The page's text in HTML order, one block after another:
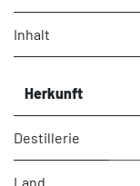
Inhalt
Herkunft
Destillerie
Land